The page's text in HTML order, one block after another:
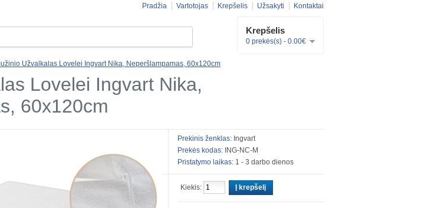
Krepšelis
0 prekės(s) - 0.00€
Pradžia Vartotojas Krepšelis Užsakyti Kontaktai
Užvalkalas Lovelei Ingvart Nika, Neperšlampamas, 60x120cm
Lovelei Ingvart Nika,
60x120cm
Prekinis ženklas: Ingvart
Prekės kodas: ING-NC-M
Pristatymo laikas: 1 - 3 darbo dienos
Kiekis: Į krepšelį